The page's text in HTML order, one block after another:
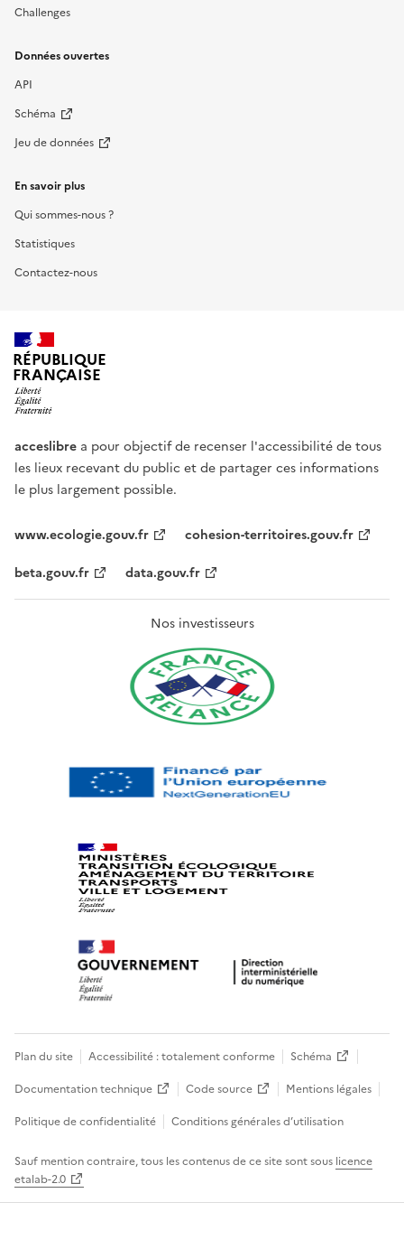
Challenges
Données ouvertes
API
Schéma
Jeu de données
En savoir plus
Qui sommes-nous ?
Statistiques
Contactez-nous
RÉPUBLIQUE
FRANÇAISE
acceslibre a pour objectif de recenser l'accessibilité de tous
les lieux recevant du public et de partager ces informations
le plus largement possible.
www.ecologie.gouv.fr
cohesion-territoires.gouv.fr
beta.gouv.fr
data.gouv.fr
Nos investisseurs
Plan du site Accessibilité : totalement conforme
Schéma
Documentation technique
Code source
Mentions légales
Politique de confidentialité
Conditions générales d’utilisation
Sauf mention contraire, tous les contenus de ce site sont sous licence
etalab-2.0